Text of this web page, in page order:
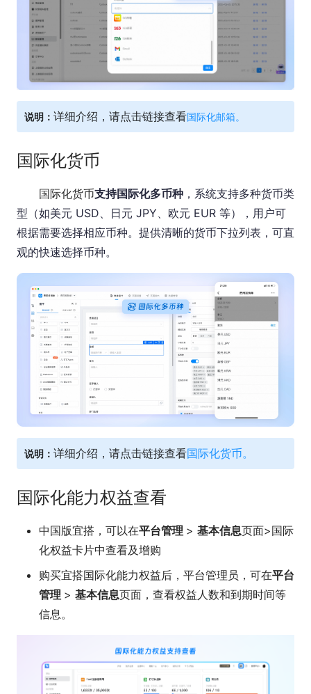
说明： 详细介绍，请点击链接查看国际化邮箱。
国际化货币
国际化货币支持国际化多币种 ，系统支持多种货币类
型（如美元 USD、日元 JPY、欧元 EUR 等），用户可
根据需要选择相应币种。提供清晰的货币下拉列表，可直
观的快速选择币种。
说明： 详细介绍，请点击链接查看国际化货币。
国际化能力权益查看
中国版宜搭，可以在平台管理 > 基本信息页面>国际
化权益卡片中查看及增购
购买宜搭国际化能力权益后，平台管理员，可在平台
管理 > 基本信息页面，查看权益人数和到期时间等
信息。